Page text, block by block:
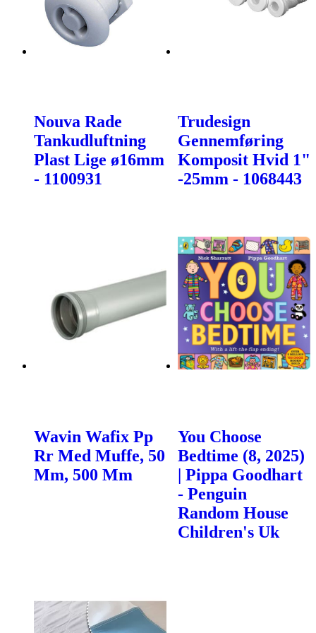
Nouva Rade
Tankudluftning
Plast Lige ø16mm
- 1100931
Trudesign
Gennemføring
Komposit Hvid 1"
-25mm - 1068443
Wavin Wafix Pp
Rr Med Muffe, 50
Mm, 500 Mm
You Choose
Bedtime (8, 2025)
| Pippa Goodhart
- Penguin
Random House
Children's Uk